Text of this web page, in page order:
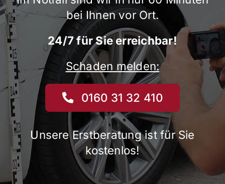
bei Ihnen vor Ort.
24/7 für Sie erreichbar!
Schaden melden:
0160 31 32 410
Unsere Erstberatung ist für Sie
kostenlos!